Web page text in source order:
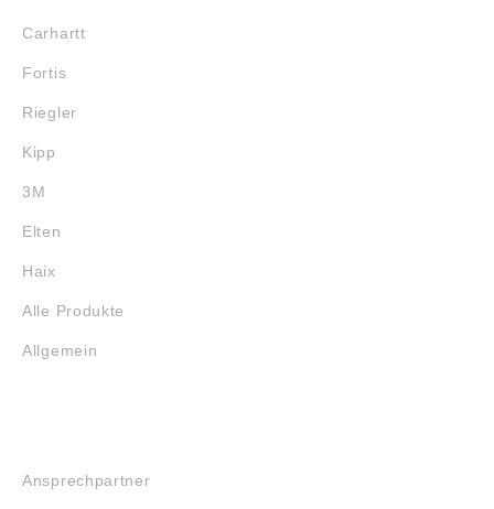
Carhartt
Fortis
Riegler
Kipp
3M
Elten
Haix
Alle Produkte
Allgemein
Ansprechpartner